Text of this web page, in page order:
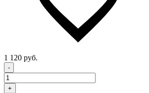
1 120 руб.
-
+